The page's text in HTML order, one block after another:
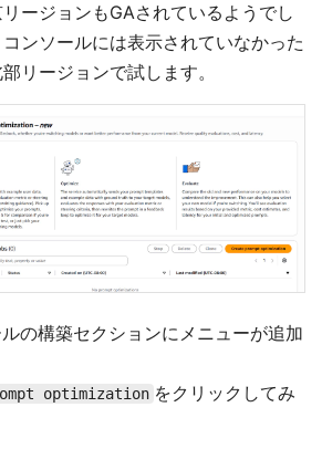
ージョンもGAされているようでし
ンソールには表示されていなかった
リージョンで試します。
の構築セクションにメニューが追加
optimization をクリックしてみ